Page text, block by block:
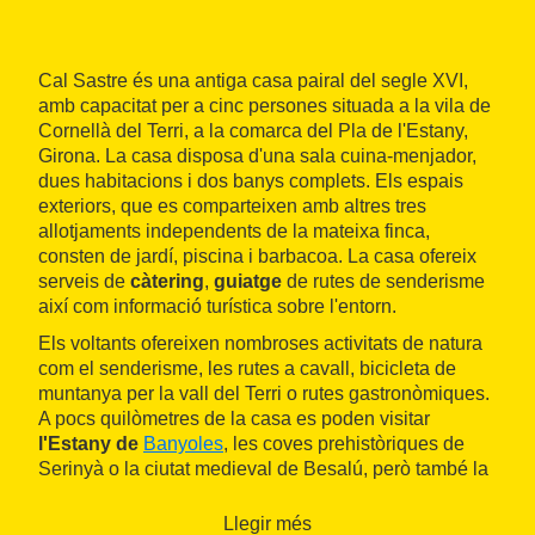
Cal Sastre és una antiga casa pairal del segle XVI,
amb capacitat per a cinc persones situada a la vila de
Cornellà del Terri, a la comarca del Pla de l'Estany,
Girona. La casa disposa d'una sala cuina-menjador,
dues habitacions i dos banys complets. Els espais
exteriors, que es comparteixen amb altres tres
allotjaments independents de la mateixa finca,
consten de jardí, piscina i barbacoa. La casa ofereix
serveis de càtering, guiatge de rutes de senderisme
així com informació turística sobre l'entorn.
Els voltants ofereixen nombroses activitats de natura
com el senderisme, les rutes a cavall, bicicleta de
muntanya per la vall del Terri o rutes gastronòmiques.
A pocs quilòmetres de la casa es poden visitar
l'Estany de Banyoles, les coves prehistòriques de
Serinyà o la ciutat medieval de Besalú, però també la
de la Zona Volcànica de la Garrotxa
Llegir més